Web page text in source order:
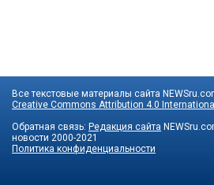
Все текстовые материалы сайта
Creative Commons Attribution 4.0 International
Обратная связь: Редакция сайта
новости 2000-2021
Политика конфиденциальности